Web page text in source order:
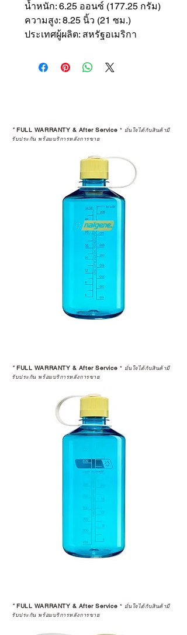
น้ำหนัก: 6.25 ออนซ์ (177.25 กรัม)
ความสูง: 8.25 นิ้ว (21 ซม.)
ประเทศผู้ผลิต: สหรัฐอเมริกา
*FULL WARRANTY & After Service * มั่นใจได้กับสินค้ามี
รับประกัน พร้อมบริการหลังการขาย
*FULL WARRANTY & After Service * มั่นใจได้กับสินค้ามี
รับประกัน พร้อมบริการหลังการขาย
*FULL WARRANTY & After Service * มั่นใจได้กับสินค้ามี
รับประกัน พร้อมบริการหลังการขาย